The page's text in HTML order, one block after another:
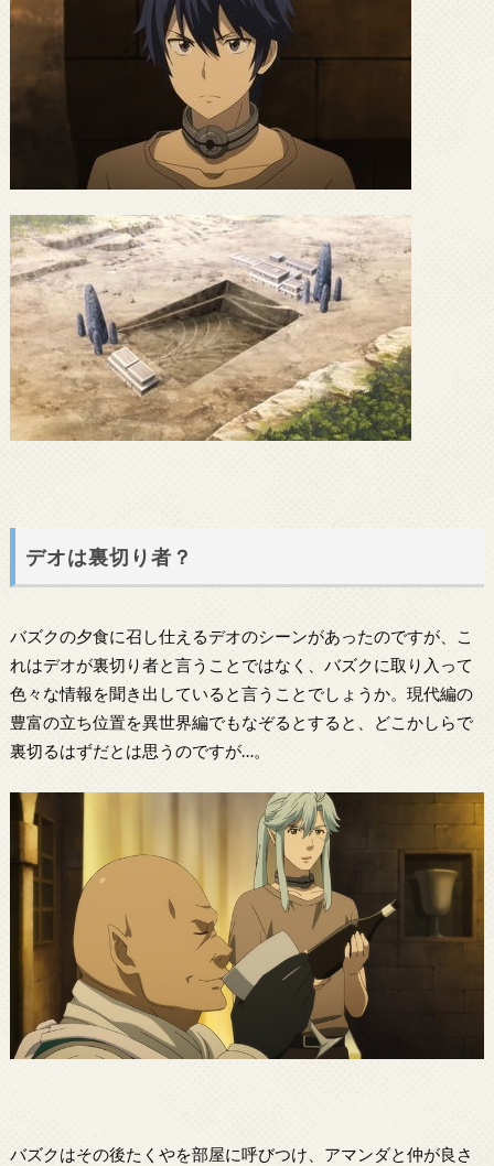
デオは裏切り者？
バズクの夕食に召し仕えるデオのシーンがあったのですが、こ
れはデオが裏切り者と言うことではなく、バズクに取り入って
色々な情報を聞き出していると言うことでしょうか。現代編の
豊富の立ち位置を異世界編でもなぞるとすると、どこかしらで
裏切るはずだとは思うのですが…。
バズクはその後たくやを部屋に呼びつけ、アマンダと仲が良さ